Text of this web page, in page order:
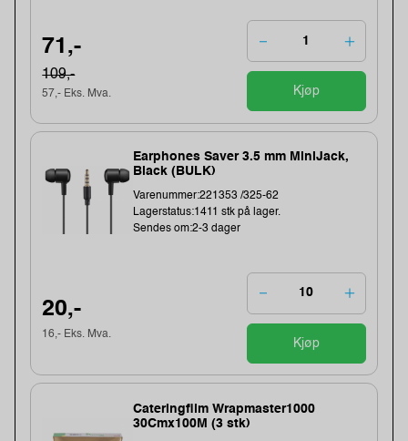
71,-
109,-
57,- Eks. Mva. Kjøp
Earphones Saver 3.5 mm MiniJack,
Black (BULK)
Varenummer:221353 /325-62
Lagerstatus:1411 stk på lager.
Sendes om:2-3 dager
20,-
16,- Eks. Mva.
Kjøp
Cateringfilm Wrapmaster1000
30Cmx100M (3 stk)